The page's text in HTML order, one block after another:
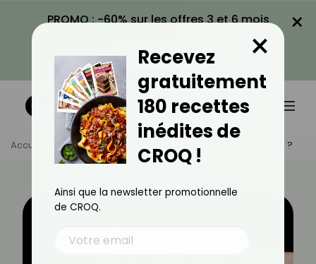
PROMO : -60% sur les offres 3 et 6 mois
VOIR LA PROMO
×
Accueil Actus Minceur Les Twix Sont-Ils Caloriques ?
Recevez
gratuitement
180 recettes
inédites de
CROQ !
×
Ainsi que la newsletter promotionnelle
de CROQ.